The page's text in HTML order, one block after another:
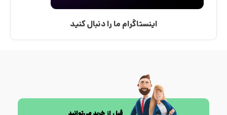
اینستاگرام ما را دنبال کنید